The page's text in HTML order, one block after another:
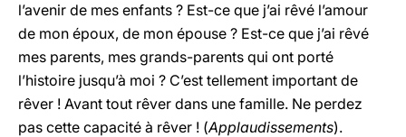
l’avenir de mes enfants ? Est-ce que j’ai rêvé l’amour
de mon époux, de mon épouse ? Est-ce que j’ai rêvé
mes parents, mes grands-parents qui ont porté
l’histoire jusqu’à moi ? C’est tellement important de
rêver ! Avant tout rêver dans une famille. Ne perdez
pas cette capacité à rêver ! (Applaudissements).